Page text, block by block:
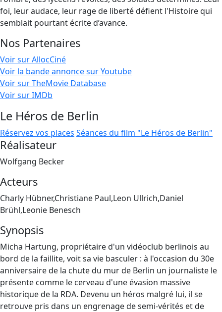
foi, leur audace, leur rage de liberté défient l'Histoire qui
semblait pourtant écrite d’avance.
Nos Partenaires
Voir sur AllocCiné
Voir la bande annonce sur Youtube
Voir sur TheMovie Database
Voir sur IMDb
Le Héros de Berlin
Réservez vos places Séances du film "Le Héros de Berlin"
Réalisateur
Wolfgang Becker
Acteurs
Charly Hübner,Christiane Paul,Leon Ullrich,Daniel
Brühl,Leonie Benesch
Synopsis
Micha Hartung, propriétaire d'un vidéoclub berlinois au
bord de la faillite, voit sa vie basculer : à l'occasion du 30e
anniversaire de la chute du mur de Berlin un journaliste le
présente comme le cerveau d'une évasion massive
historique de la RDA. Devenu un héros malgré lui, il se
retrouve pris dans un engrenage de semi-vérités et de